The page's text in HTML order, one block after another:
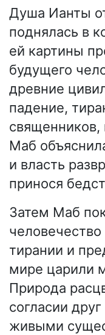
Душа Ианты
поднялась в
ей картины
будущего
древние
падение,
священников,
Маб
и власть
принося
Затем Маб
тирании и
мире царили
Природа
согласии
живыми